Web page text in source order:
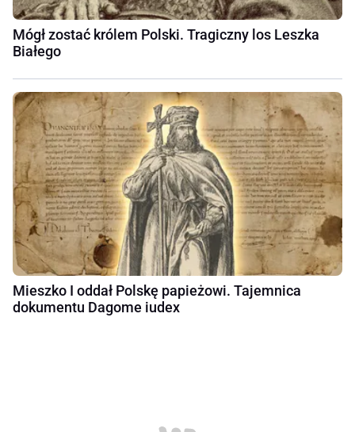
Mógł zostać królem Polski. Tragiczny los Leszka
Białego
Mieszko I oddał Polskę papieżowi. Tajemnica
dokumentu Dagome iudex